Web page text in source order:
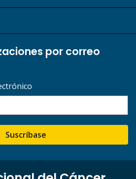
por correo
Suscríbase